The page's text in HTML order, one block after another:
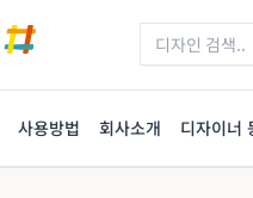
사용방법 회사소개 디자이너